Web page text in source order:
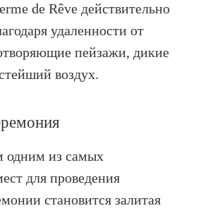
de Rêve действительно
удаленности от
пейзажи, дикие
воздух.
одним из самых
для проведения
становится залитая